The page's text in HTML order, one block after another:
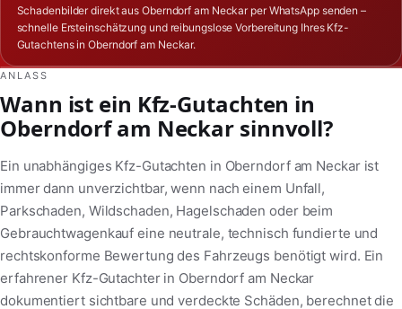
Schadenbilder direkt aus Oberndorf am Neckar per WhatsApp senden –
schnelle Ersteinschätzung und reibungslose Vorbereitung Ihres Kfz-
Gutachtens in Oberndorf am Neckar.
ANLASS
Wann ist ein Kfz-Gutachten in
Oberndorf am Neckar sinnvoll?
Ein unabhängiges Kfz-Gutachten in Oberndorf am Neckar ist
immer dann unverzichtbar, wenn nach einem Unfall,
Parkschaden, Wildschaden, Hagelschaden oder beim
Gebrauchtwagenkauf eine neutrale, technisch fundierte und
rechtskonforme Bewertung des Fahrzeugs benötigt wird. Ein
erfahrener Kfz-Gutachter in Oberndorf am Neckar
dokumentiert sichtbare und verdeckte Schäden, berechnet die